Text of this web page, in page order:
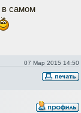
в самом
07 Мар 2015 14:50